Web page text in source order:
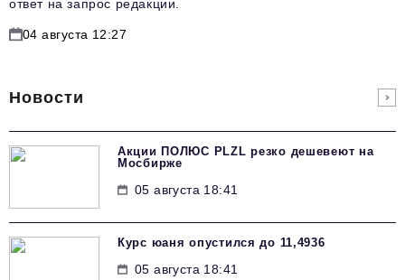
ответ на запрос редакции.
04 августа 12:27
Новости
Акции ПОЛЮС PLZL резко дешевеют на
Мосбирже
05 августа 18:41
Курс юаня опустился до 11,4936
05 августа 18:41